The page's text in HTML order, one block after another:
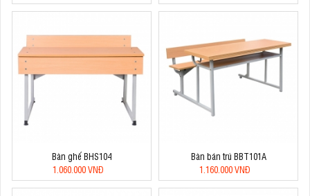
Bàn ghế BHS104
1.060.000 VNĐ
Bàn bán trú BBT101A
1.160.000 VNĐ